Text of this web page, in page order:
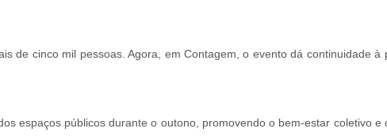
de cinco mil pessoas. Agora, em Contagem, o evento dá continuidade à
espaços públicos durante o outono, promovendo o bem-estar coletivo e